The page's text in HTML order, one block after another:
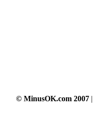
© MinusOK.com 2007 |